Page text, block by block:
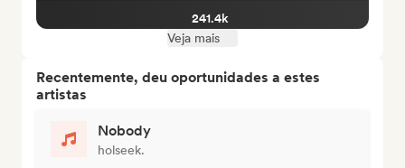
241.4k
Veja mais
Recentemente, deu oportunidades a estes
artistas
Nobody
holseek.